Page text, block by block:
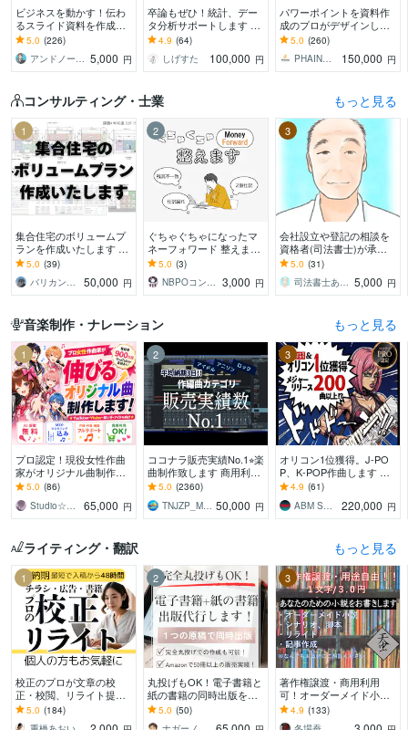
ビジネスを動かす！伝わ
るスライド資料を作成し
ます 営業資料・プレゼン
資料・企画書・セミナー
資料のパワポ作成
5.0 (226)
アンドノーツ｜スライドデザイナー 5,000 円
卒論もぜひ！統計、デー
タ分析サポートします 卒
論お困りの方！絶対卒業
したい！締切ギリギリで
も対応
4.9 (64)
しげすた
100,000 円
パワーポイントを資料作
成のプロがデザインしま
す 大手企業様との取引実
績多数！ビジネスの背中
を押せるデザインを
5.0 (260)
PHAINO DESIGN
150,000 円
コンサルティング・士業 もっと見る
1
集合住宅のボリュームプ
ランを作成いたします ～
その土地に最適なプラン
をお届け～
5.0 (39)
バリカン（ナカガワ）
50,000 円
2
ぐちゃぐちゃになったマ
ネーフォワード 整えます
マネーフォワードが使い
こなせない！を終わらせ
ましょう。
5.0 (3)
NBPOコンサルティング 3,000 円
3
会社設立や登記の相談を
資格者(司法書士)が承り
ます ひとつの案件につ
き、回数無制限で問合せ
が可能です
5.0 (31)
司法書士あきやま事務所 5,000 円
音楽制作・ナレーション もっと見る
1
プロ認定！現役女性作曲
家がオリジナル曲制作し
ます ☆丸投げOK！☆商
業クオリティ☆作詞・作
曲・編曲まで対応
5.0 (86)
65,000 円
2
ココナラ販売実績No.1⭐︎楽
曲制作致します 商用利用
OK♫ リピーター多数の楽
曲制作サービスです
5.0 (2360)
50,000 円
3
オリコン1位獲得。J-PO
P、K-POP作曲します メ
ジャーレーベル同様、完
全プロクオリティで製作
します。
4.9 (61)
220,000 円
ライティング・翻訳 もっと見る
1
校正のプロが文章の校
正・校閲、リライト提案
をします 紙媒体実績9年
の校正者/安心価格・高品
5.0 (184)
2
丸投げもOK！電子書籍と
紙の書籍の同時出版をし
ます １つの原稿から電子
書籍と紙の書籍（POD出
5.0 (50)
3
著作権譲渡・商用利用
可！オーダーメイド小説
書きます 小説、シナリ
オ、リライト、記事作
4.9 (133)